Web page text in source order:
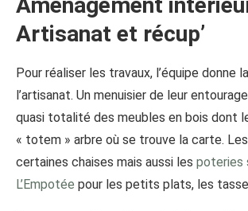
Artisanat et récup’
Pour réaliser les travaux, l’équipe donne
l’artisanat. Un menuisier de leur
quasi totalité des meubles en bois dont
« totem » arbre où se trouve la carte.
certaines chaises mais aussi les poteries
L’Empotée pour les petits plats, les